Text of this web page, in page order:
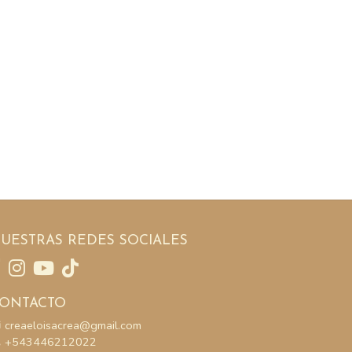
REDES SOCIALES
creaeloisacrea@gmail.com
+543446212022